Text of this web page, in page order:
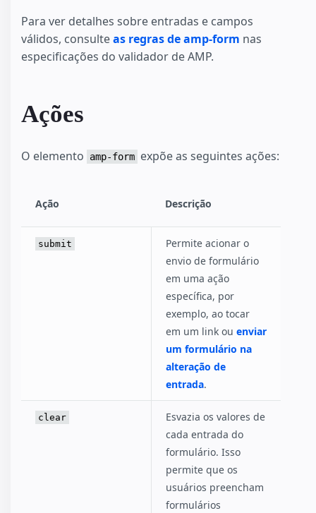
Para ver detalhes sobre entradas e campos
válidos, consulteas regras de amp-form nas
especificações do validador de AMP.
Ações
O elemento amp-form expõe as seguintes ações:
Ação Descrição
submit
Permite acionar o
envio de formulário
em uma ação
específica, por
exemplo, ao tocar
em um link ou enviar
um formulário na
alteração de
entrada.
clear
Esvazia os valores de
cada entrada do
formulário. Isso
permite que os
usuários preencham
formulários